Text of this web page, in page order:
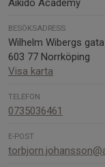
Aikido Academy
BESÖKSADRESS
Wilhelm Wibergs
603 77 Norrköping
Visa karta
TELEFON
0735036461
E-POST